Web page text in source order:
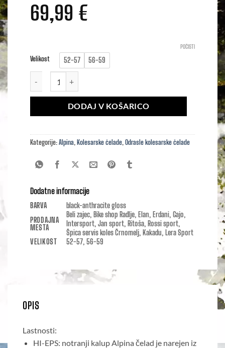
69,99 €
Velikost 52-57 56-59
POČISTI
DODAJ V KOŠARICO
Kategorije:Alpina, Kolesarske čelade,Odrasle kolesarske čelade
Dodatne informacije
BARVA
black-anthracite gloss
PRODAJNA
MESTA
Beli zajec, Bike shop Radlje, Elan, Erdani, Gajo,
Intersport, Jan sport, Ritoša, Rossi sport,
Špica servis koles Črnomelj, Kakadu, Lera Sport
VELIKOST
52-57, 56-59
OPIS
Lastnosti:
HI-EPS: notranji kalup Alpina čelad je narejen iz